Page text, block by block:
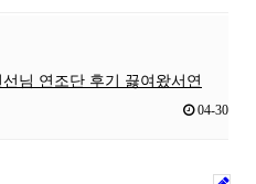
님 연조단 후기 끓여왔서연
04-30